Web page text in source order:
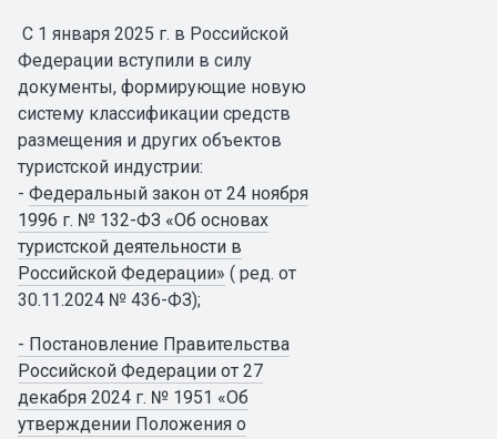
С 1 января 2025 г. в Российской
Федерации вступили в силу
документы, формирующие новую
систему классификации средств
размещения и других объектов
туристской индустрии:
- Федеральный закон от 24 ноября
1996 г. № 132-ФЗ «Об основах
туристской деятельности в
Российской Федерации» ( ред. от
30.11.2024 № 436-ФЗ);
- Постановление Правительства
Российской Федерации от 27
декабря 2024 г. № 1951 «Об
утверждении Положения о